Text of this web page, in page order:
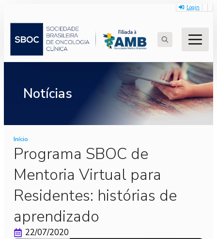
Login
for:
Notícias
Início
Programa SBOC de
Mentoria Virtual para
Residentes: histórias de
aprendizado
22/07/2020